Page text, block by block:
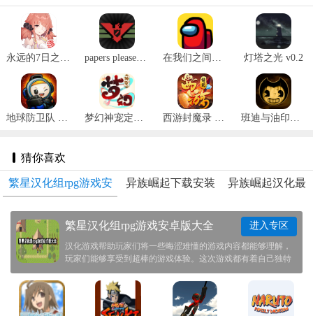
papers please安卓汉化版 v1.4.12 灯塔之光 v0.2
猜你喜欢
繁星汉化组rpg游戏安 异族崛起下载安装 异族崛起汉化最
繁星汉化组rpg游戏安卓版大全
汉化游戏帮助玩家们将一些晦涩难懂的游戏内容都能够理解，
玩家们能够享受到超棒的游戏体验。这次游戏都有着自己独特
大家整理了一些相关游戏，喜欢的玩家可以来看看。
进入专区